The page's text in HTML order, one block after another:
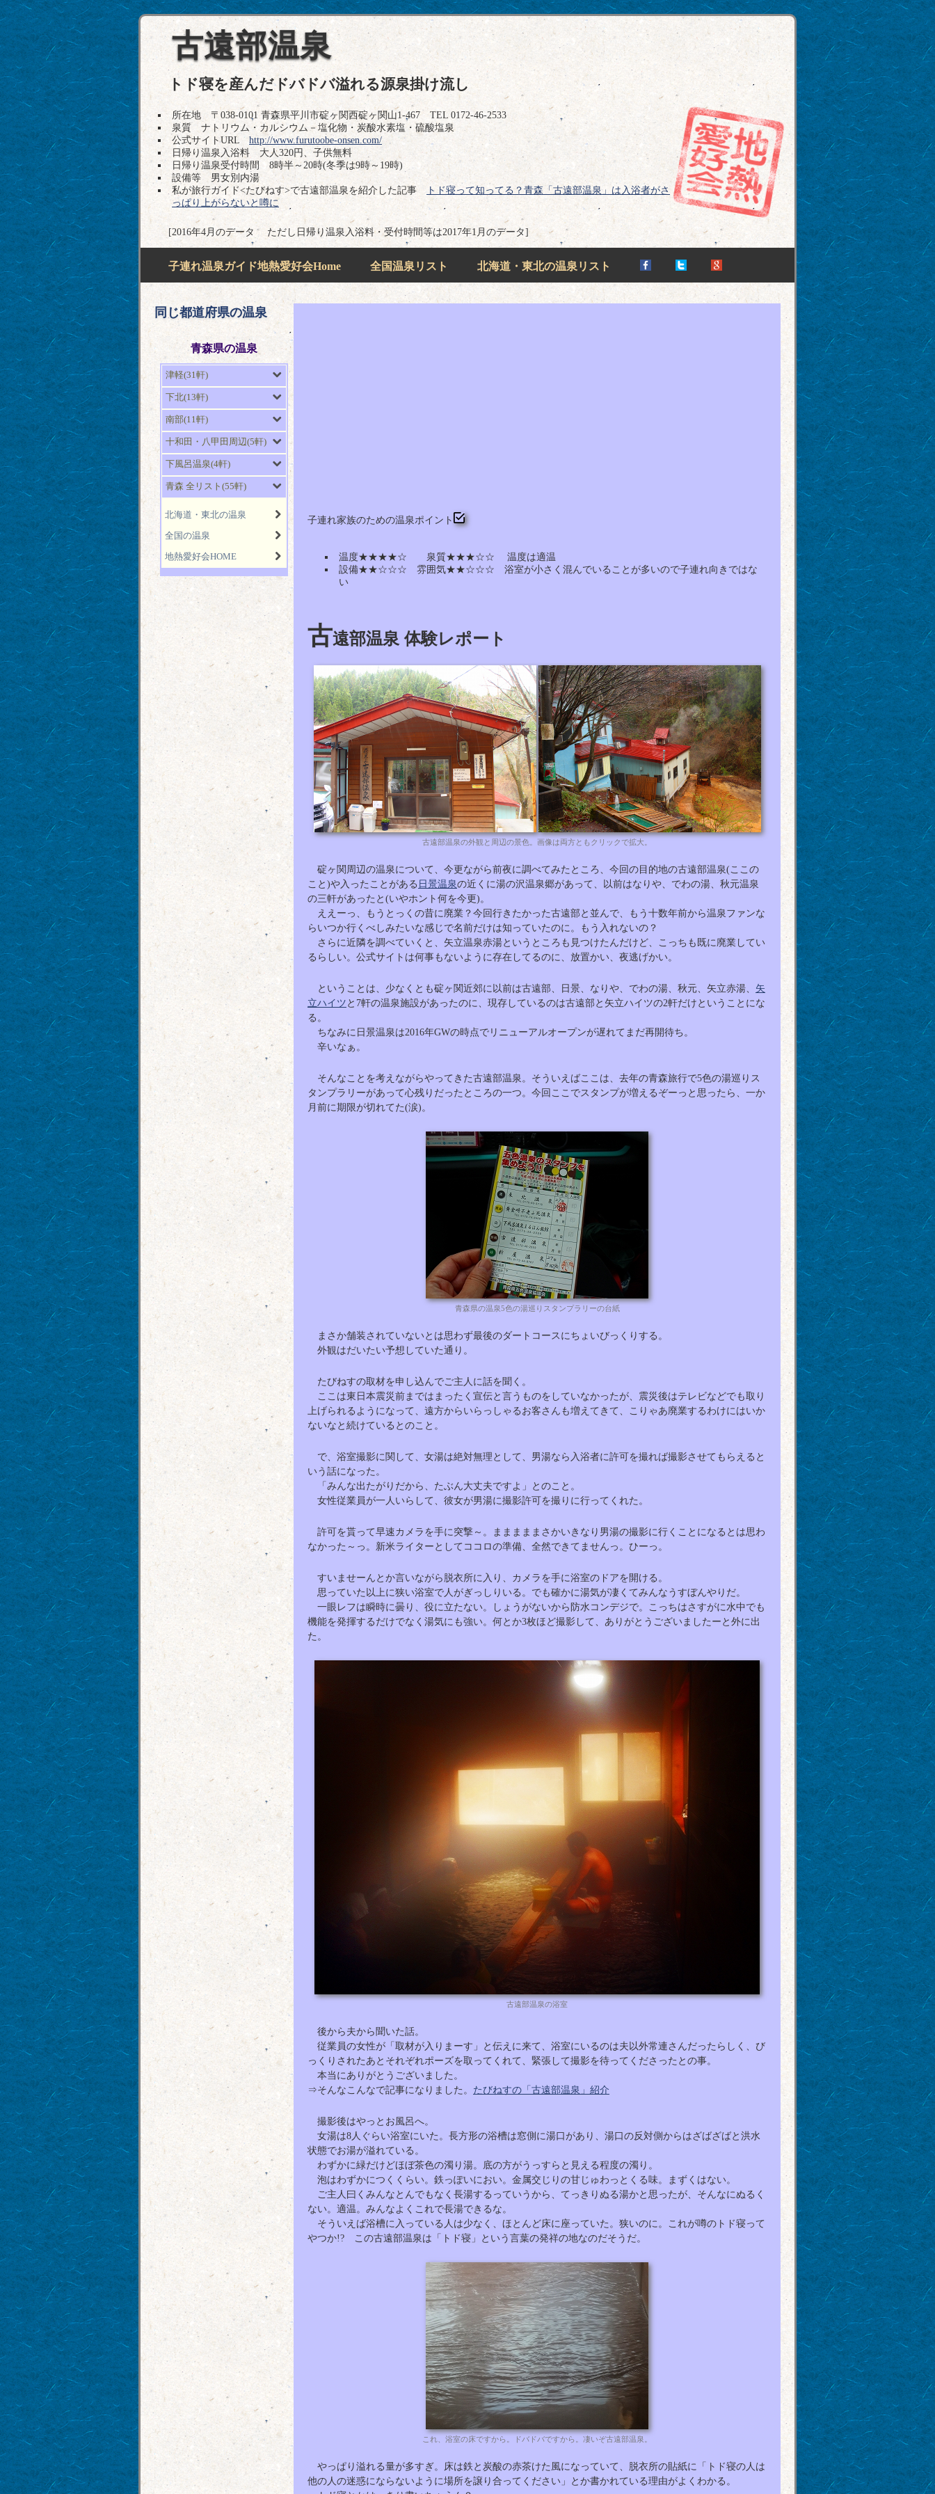
古遠部温泉
トド寝を産んだドバドバ溢れる源泉掛け流し
所在地 〒038-0101 青森県平川市碇ヶ関西碇ヶ関山1-467 TEL 0172-46-2533
泉質 ナトリウム・カルシウム－塩化物・炭酸水素塩・硫酸塩泉
公式サイトURL http://www.furutoobe-onsen.com/
日帰り温泉入浴料 大人320円、子供無料
日帰り温泉受付時間 8時半～20時(冬季は9時～19時)
設備等 男女別内湯
私が旅行ガイド<たびねす>で古遠部温泉を紹介した記事 トド寝って知ってる？青森「古遠部温泉」は入浴者がさ
っぱり上がらないと噂に
[2016年4月のデータ ただし日帰り温泉入浴料・受付時間等は2017年1月のデータ]
子連れ温泉ガイド地熱愛好会Home 全国温泉リスト 北海道・東北の温泉リスト
子連れ家族のための温泉ポイント
温度★★★★☆ 泉質★★★☆☆ 温度は適温
設備★★☆☆☆ 雰囲気★★☆☆☆ 浴室が小さく混んでいることが多いので子連れ向きではな
い
古遠部温泉 体験レポート
古遠部温泉の外観と周辺の景色。画像は両方ともクリックで拡大。
碇ヶ関周辺の温泉について、今更ながら前夜に調べてみたところ、今回の目的地の古遠部温泉(ここの
こと)や入ったことがある 日景温泉の近くに湯の沢温泉郷があって、以前はなりや、でわの湯、秋元温泉
の三軒があったと(いやホント何を今更)。
ええーっ、もうとっくの昔に廃業？今回行きたかった古遠部と並んで、もう十数年前から温泉ファンな
らいつか行くべしみたいな感じで名前だけは知っていたのに。もう入れないの？
さらに近隣を調べていくと、矢立温泉赤湯というところも見つけたんだけど、こっちも既に廃業してい
るらしい。公式サイトは何事もないように存在してるのに、放置かい、夜逃げかい。
ということは、少なくとも碇ヶ関近郊に以前は古遠部、日景、なりや、でわの湯、秋元、矢立赤湯、 矢
立ハイツ と7軒の温泉施設があったのに、現存しているのは古遠部と矢立ハイツの2軒だけということにな
る。
ちなみに日景温泉は2016年GWの時点でリニューアルオープンが遅れてまだ再開待ち。
辛いなぁ。
そんなことを考えながらやってきた古遠部温泉。そういえばここは、去年の青森旅行で5色の湯巡りス
タンプラリーがあって心残りだったところの一つ。今回ここでスタンプが増えるぞーっと思ったら、一か
月前に期限が切れてた(涙)。
青森県の温泉5色の湯巡りスタンプラリーの台紙
まさか舗装されていないとは思わず最後のダートコースにちょいびっくりする。
外観はだいたい予想していた通り。
たびねすの取材を申し込んでご主人に話を聞く。
ここは東日本震災前まではまったく宣伝と言うものをしていなかったが、震災後はテレビなどでも取り
上げられるようになって、遠方からいらっしゃるお客さんも増えてきて、こりゃあ廃業するわけにはいか
ないなと続けているとのこと。
で、浴室撮影に関して、女湯は絶対無理として、男湯なら入浴者に許可を撮れば撮影させてもらえると
いう話になった。
「みんな出たがりだから、たぶん大丈夫ですよ」とのこと。
女性従業員が一人いらして、彼女が男湯に撮影許可を撮りに行ってくれた。
許可を貰って早速カメラを手に突撃～。まままままさかいきなり男湯の撮影に行くことになるとは思わ
なかった～っ。新米ライターとしてココロの準備、全然できてませんっ。ひーっ。
すいませーんとか言いながら脱衣所に入り、カメラを手に浴室のドアを開ける。
思っていた以上に狭い浴室で人がぎっしりいる。でも確かに湯気が凄くてみんなうすぼんやりだ。
一眼レフは瞬時に曇り、役に立たない。しょうがないから防水コンデジで。こっちはさすがに水中でも
機能を発揮するだけでなく湯気にも強い。何とか3枚ほど撮影して、ありがとうございましたーと外に出
た。
古遠部温泉の浴室
後から夫から聞いた話。
従業員の女性が「取材が入りまーす」と伝えに来て、浴室にいるのは夫以外常連さんだったらしく、び
っくりされたあとそれぞれポーズを取ってくれて、緊張して撮影を待ってくださったとの事。
本当にありがとうございました。
⇒そんなこんなで記事になりました。 たびねすの「古遠部温泉」紹介
撮影後はやっとお風呂へ。
女湯は8人ぐらい浴室にいた。長方形の浴槽は窓側に湯口があり、湯口の反対側からはざばざばと洪水
状態でお湯が溢れている。
わずかに緑だけどほぼ茶色の濁り湯。底の方がうっすらと見える程度の濁り。
泡はわずかにつくくらい。鉄っぽいにおい。金属交じりの甘じゅわっとくる味。まずくはない。
ご主人曰くみんなとんでもなく長湯するっていうから、てっきりぬる湯かと思ったが、そんなにぬるく
ない。適温。みんなよくこれで長湯できるな。
そういえば浴槽に入っている人は少なく、ほとんど床に座っていた。狭いのに。これが噂のトド寝って
やつか!? この古遠部温泉は「トド寝」という言葉の発祥の地なのだそうだ。
これ、浴室の床ですから。ドバドバですから。凄いぞ古遠部温泉。
やっぱり溢れる量が多すぎ。床は鉄と炭酸の赤茶けた風になっていて、脱衣所の貼紙に「トド寝の人は
他の人の迷惑にならないように場所を譲り合ってください」とか書かれている理由がよくわかる。
同じ都道府県の温泉